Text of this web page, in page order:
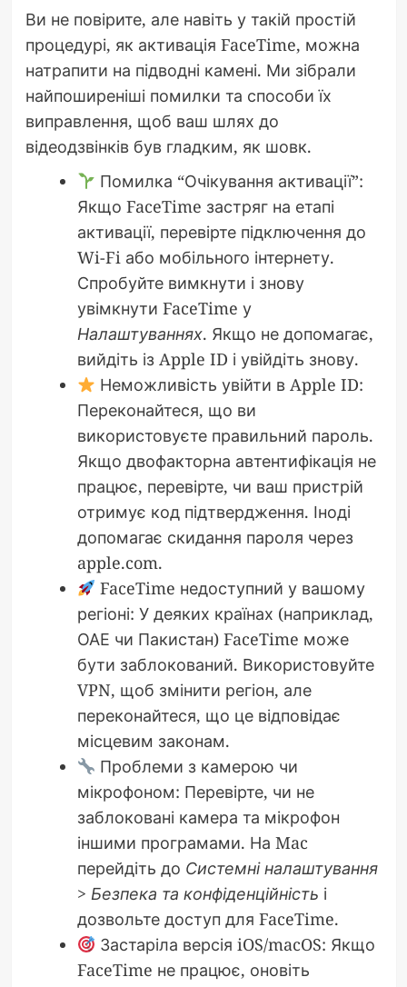
Ви не повірите, але навіть у такій простій
процедурі, як активація FaceTime, можна
натрапити на підводні камені. Ми зібрали
найпоширеніші помилки та способи їх
виправлення, щоб ваш шлях до
відеодзвінків був гладким, як шовк.
Помилка “Очікування активації”:
Якщо FaceTime застряг на етапі
активації, перевірте підключення до
Wi-Fi або мобільного інтернету.
Спробуйте вимкнути і знову
увімкнути FaceTime у
Налаштуваннях. Якщо не допомагає,
вийдіть із Apple ID і увійдіть знову.
Неможливість увійти в Apple ID:
Переконайтеся, що ви
використовуєте правильний пароль.
Якщо двофакторна автентифікація не
працює, перевірте, чи ваш пристрій
отримує код підтвердження. Іноді
допомагає скидання пароля через
apple.com.
FaceTime недоступний у вашому
регіоні: У деяких країнах (наприклад,
ОАЕ чи Пакистан) FaceTime може
бути заблокований. Використовуйте
VPN, щоб змінити регіон, але
переконайтеся, що це відповідає
місцевим законам.
Проблеми з камерою чи
мікрофоном: Перевірте, чи не
заблоковані камера та мікрофон
іншими програмами. На Mac
перейдіть до Системні налаштування
> Безпека та конфіденційність і
дозвольте доступ для FaceTime.
Застаріла версія iOS/macOS: Якщо
FaceTime не працює, оновіть